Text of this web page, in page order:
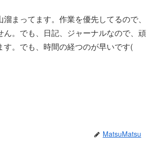
まってます。作業を優先してるので、
ん。でも、日記、ジャーナルなので、頑
す。でも、時間の経つのが早いです(
MatsuMatsu